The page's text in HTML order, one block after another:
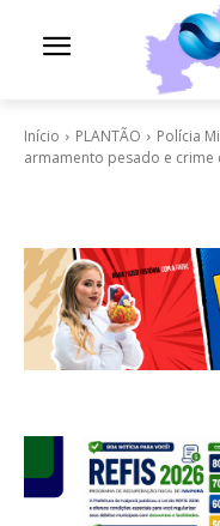
Início PLANTÃO
Polícia
armamento pesado e crime